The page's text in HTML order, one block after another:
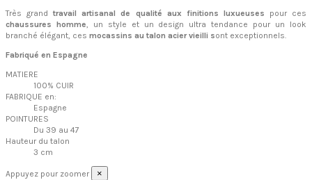
Très grand travail artisanal de qualité aux finitions luxueuses pour ces
chaussures homme, un style et un design ultra tendance pour un look
branché élégant, ces mocassins au talon acier vieilli sont exceptionnels.
Fabriqué en Espagne
MATIERE
100% CUIR
FABRIQUE en:
Espagne
POINTURES
Du 39 au 47
Hauteur du talon
3 cm
Appuyez pour zoomer ×